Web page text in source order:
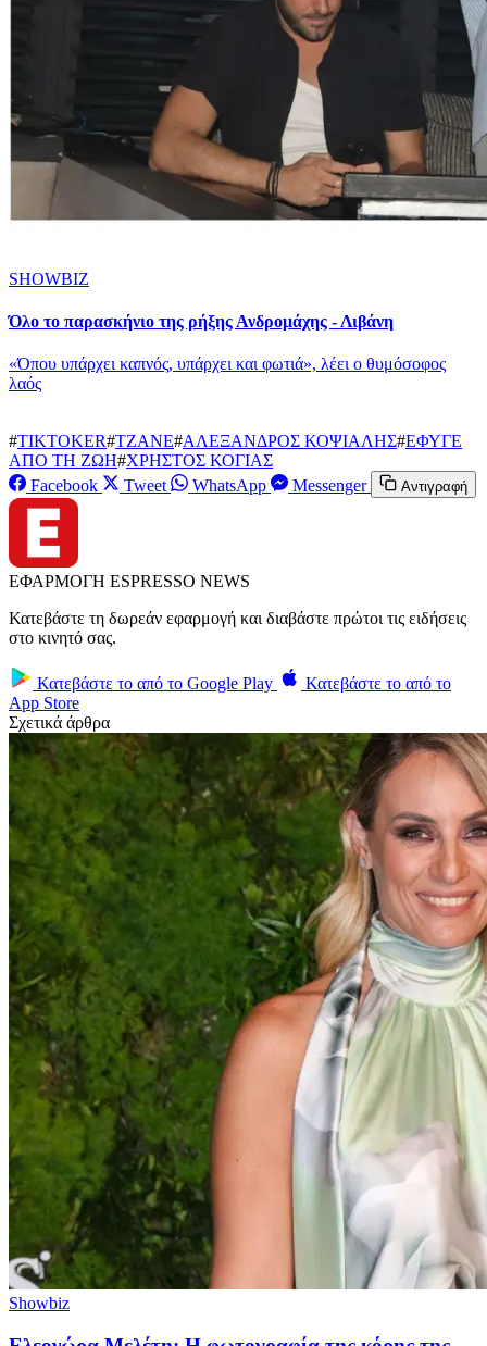
SHOWBIZ
Όλο το παρασκήνιο της ρήξης Ανδρομάχης - Λιβάνη
«Όπου υπάρχει καπνός, υπάρχει και φωτιά», λέει ο θυμόσοφος
λαός
#TIKTOKER#TZANE#ΑΛΕΞΑΝΔΡΟΣ ΚΟΨΙΑΛΗΣ#ΕΦΥΓΕ
ΑΠΟ ΤΗ ΖΩΗ#ΧΡΗΣΤΟΣ ΚΟΓΙΑΣ
Facebook
Tweet WhatsApp Messenger Αντιγραφή
ΕΦΑΡΜΟΓΗ ESPRESSO NEWS
Κατεβάστε τη δωρεάν εφαρμογή και διαβάστε πρώτοι τις ειδήσεις
στο κινητό σας.
Κατεβάστε το από το Google Play
Κατεβάστε το από το
App Store
Σχετικά άρθρα
Showbiz